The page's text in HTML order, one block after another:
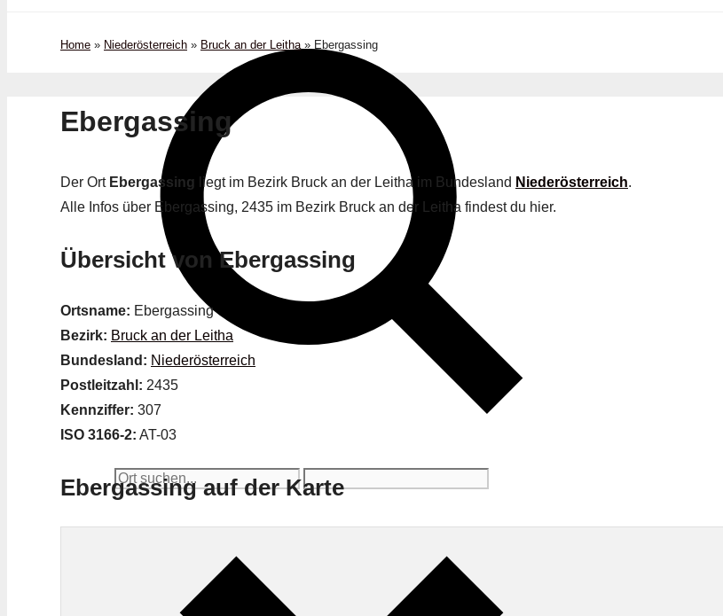
Home » Niederösterreich » Bruck an der Leitha» Ebergassing
Ebergassing
Der Ort Ebergassing liegt im Bezirk Bruck an der Leitha im Bundesland Niederösterreich.
Alle Infos über Ebergassing, 2435 im Bezirk Bruck an der Leitha findest du hier.
Übersicht von Ebergassing
Ortsname: Ebergassing
Bezirk: Bruck an der Leitha
Bundesland: Niederösterreich
Postleitzahl: 2435
Kennziffer: 307
ISO 3166-2: AT-03
Ebergassing auf der Karte